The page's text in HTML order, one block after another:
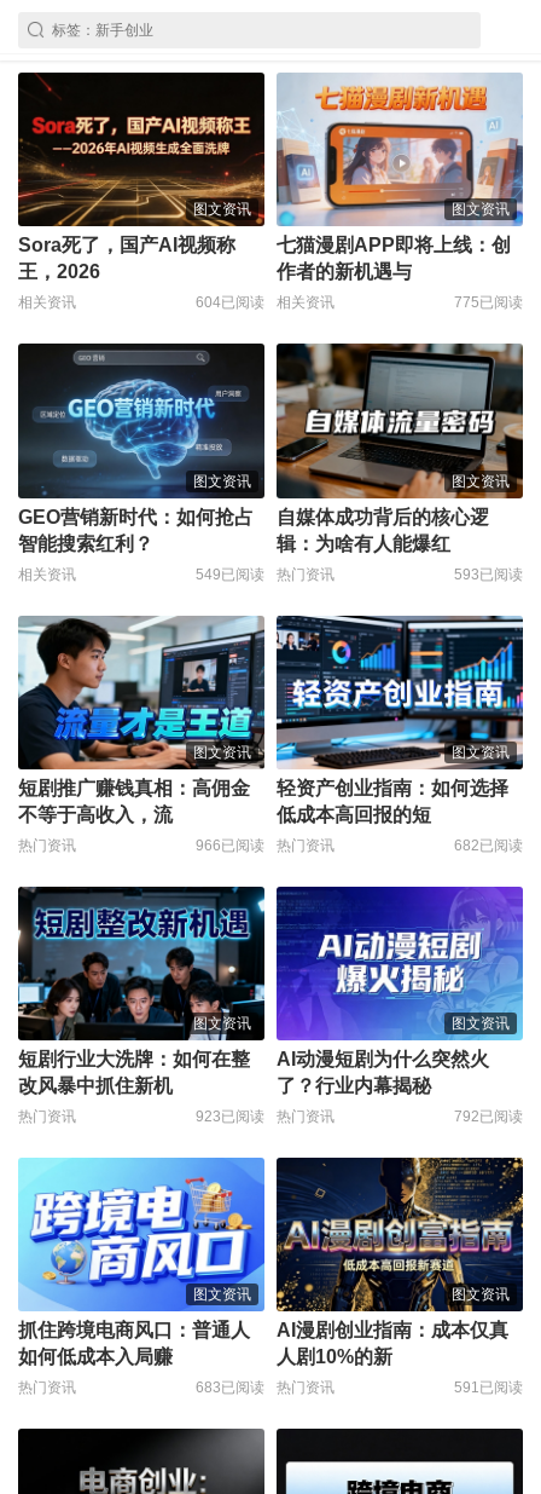
图文资讯
Sora死了，国产AI视频称
王，2026
相关资讯 604已阅读
图文资讯
七猫漫剧APP即将上线：创
作者的新机遇与
相关资讯 775已阅读
图文资讯
GEO营销新时代：如何抢占
智能搜索红利？
相关资讯 549已阅读
图文资讯
自媒体成功背后的核心逻
辑：为啥有人能爆红
热门资讯 593已阅读
图文资讯
短剧推广赚钱真相：高佣金
不等于高收入，流
热门资讯 966已阅读
图文资讯
轻资产创业指南：如何选择
低成本高回报的短
热门资讯 682已阅读
图文资讯
短剧行业大洗牌：如何在整
改风暴中抓住新机
热门资讯 923已阅读
图文资讯
AI动漫短剧为什么突然火
了？行业内幕揭秘
热门资讯 792已阅读
图文资讯
抓住跨境电商风口：普通人
如何低成本入局赚
热门资讯 683已阅读
图文资讯
AI漫剧创业指南：成本仅真
人剧10%的新
热门资讯 591已阅读